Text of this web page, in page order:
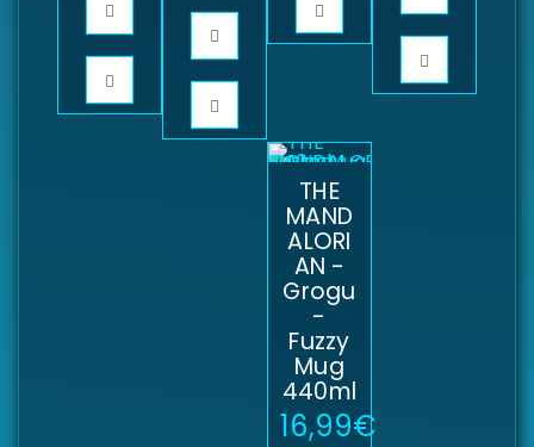
THE
MAND
ALORI
AN -
Grogu
-
Fuzzy
Mug
440ml
16,99€